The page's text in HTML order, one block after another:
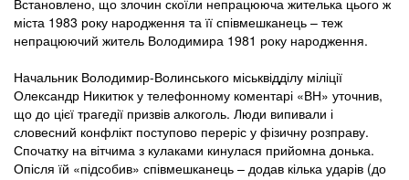
Встановлено, що злочин скоїли непрацююча жителька цього ж
міста 1983 року народження та її співмешканець – теж
непрацюючий житель Володимира 1981 року народження.
Начальник Володимир-Волинського міськвідділу міліції
Олександр Никитюк у телефонному коментарі «ВН» уточнив,
що до цієї трагедії призвів алкоголь. Люди випивали і
словесний конфлікт поступово переріс у фізичну розправу.
Спочатку на вітчима з кулаками кинулася прийомна донька.
Опісля їй «підсобив» співмешканець – додав кілька ударів (до